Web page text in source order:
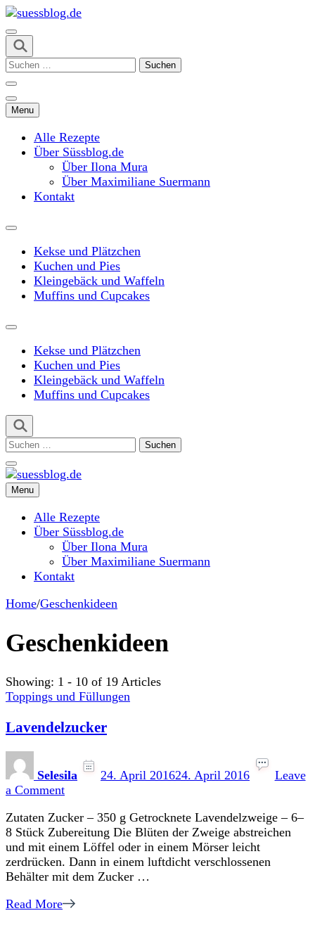
Skip
to
content
(Press
Enter)
suessblog.de
Suchen
Menu
Alle Rezepte
Über Süssblog.de
Über Ilona Mura
Über Maximiliane Suermann
Kontakt
Kekse und Plätzchen
Kuchen und Pies
Kleingebäck und Waffeln
Muffins und Cupcakes
Kekse und Plätzchen
Kuchen und Pies
Kleingebäck und Waffeln
Muffins und Cupcakes
Suchen
suessblog.de
Menu
Alle Rezepte
Über Süssblog.de
Über Ilona Mura
Über Maximiliane Suermann
Kontakt
Home/Geschenkideen
Geschenkideen
Showing: 1 - 10 of 19 Articles
Toppings und Füllungen
Lavendelzucker
Selesila 24. April 201624. April 2016
Leave
a Commenton
Zutaten Zucker – 350 g Getrocknete Lavendelzweige – 6–
8 Stück Zubereitung Die Blüten der Zweige abstreichen
und mit einem Löffel oder in einem Mörser leicht
zerdrücken. Dann in einem luftdicht verschlossenen
Behälter mit dem Zucker …
Read More